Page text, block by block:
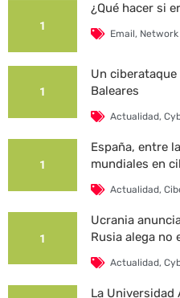
1
¿Qué hacer si
Email,
1
Un ciberataque
Baleares
Actualidad,
1
España, entre
mundiales en
Actualidad,
1
Ucrania
Rusia alega no
Actualidad,
La Universidad